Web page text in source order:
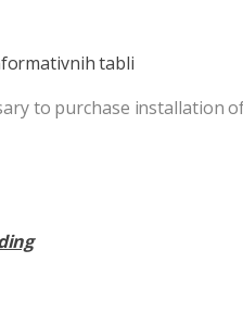
tabli
to purchase installation